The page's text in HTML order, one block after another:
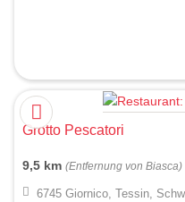
Grotto Pescatori
9,5 km (Entfernung von Biasca)
6745 Giornico, Tessin,